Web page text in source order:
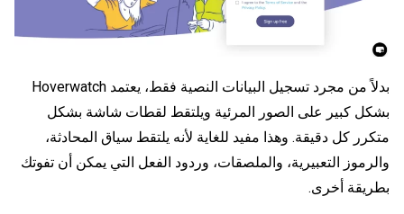
بدلاً من مجرد تسجيل البيانات النصية فقط، يعتمد Hoverwatch
بشكل كبير على الصور المرئية ويلتقط لقطات شاشة بشكل
متكرر كل دقيقة. وهذا مفيد للغاية لأنه يلتقط سياق المحادثة،
والرموز التعبيرية، والملصقات، وردود الفعل التي يمكن أن تفوتك
بطريقة أخرى.